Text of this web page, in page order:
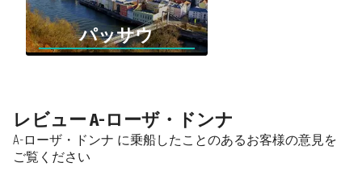
パッサウ
レビュー A-ローザ・ドンナ
A-ローザ・ドンナ に乗船したことのあるお客様の意見を
ご覧ください